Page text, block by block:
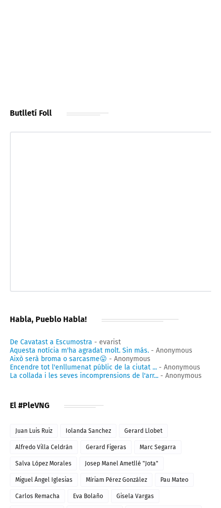
Butlletí Foll
Habla, Pueblo Habla!
De Cavatast a Escumostra - evarist
Aquesta notícia m'ha agradat molt. Sin más. - Anonymous
Això serà broma o sarcasme😛 - Anonymous
Encendre tot l'enllumenat públic de la ciutat ... - Anonymous
La collada i les seves incomprensions de l'arr... - Anonymous
El #PleVNG
Juan Luis Ruiz Iolanda Sanchez Gerard Llobet
Alfredo Villa Celdrán Gerard Figeras Marc Segarra
Salva López Morales Josep Manel Ametllé "Jota"
Miguel Ángel Iglesias Míriam Pérez González Pau Mateo
Carlos Remacha Eva Bolaño Gisela Vargas